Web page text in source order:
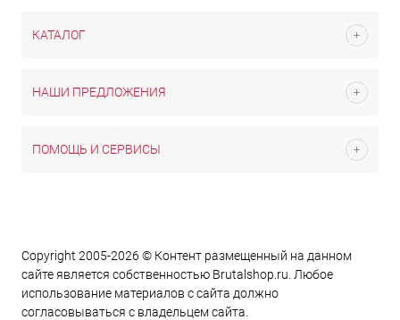
КАТАЛОГ
НАШИ ПРЕДЛОЖЕНИЯ
ПОМОЩЬ И СЕРВИСЫ
Copyright 2005-2026 © Контент размещенный на данном
сайте является cобственностью Brutalshop.ru. Любое
использование материалов с сайта должно
согласовываться с владельцем сайта.